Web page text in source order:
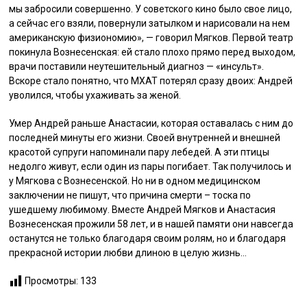
мы забросили совершенно. У советского кино было свое лицо,
а сейчас его взяли, повернули затылком и нарисовали на нем
американскую физиономию», — говорил Мягков. Первой театр
покинула Вознесенская: ей стало плохо прямо перед выходом,
врачи поставили неутешительный диагноз — «инсульт».
Вскоре стало понятно, что МХАТ потерял сразу двоих: Андрей
уволился, чтобы ухаживать за женой.
Умер Андрей раньше Анастасии, которая оставалась с ним до
последней минуты его жизни. Своей внутренней и внешней
красотой супруги напоминали пару лебедей. А эти птицы
недолго живут, если один из пары погибает. Так получилось и
у Мягкова с Вознесенской. Но ни в одном медицинском
заключении не пишут, что причина смерти – тоска по
ушедшему любимому. Вместе Андрей Мягков и Анастасия
Вознесенская прожили 58 лет, и в нашей памяти они навсегда
останутся не только благодаря своим ролям, но и благодаря
прекрасной истории любви длиною в целую жизнь…
Просмотры: 133